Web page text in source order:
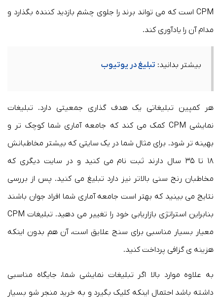
CPM است که می تواند برند را جلوی چشم بازدید کننده بگذارد و
مدام آن را یادآوری کند.
بیشتر بدانید: تبلیغ در یوتیوب
هر کمپین تبلیغاتی یک هدف گذاری جمعیتی دارد. تبلیغات
نمایشی CPM کمک می کند که جامعه آماری شما کوچک تر و
بهینه تر شود. برای مثال شما در یک سایتی که بیشتر مخاطبانش
۱۸ تا ۳۵ سال دارند ثبت نام می کنید و در سایت دیگری که
مخاطبان رنج سنی بالاتر نیز دارد تبلیغ می کنید. پس از بررسی
نتایج می بینید که بهتر است جامعه آماری شما افراد جوان باشند
بنابراین استراتژی بازاریابی خود را تغییر می دهید. تبلیغات CPM
معیار بسیار مناسبی برای سنج علایق است، آن هم بدون اینکه
هزینه ی گزافی پرداخت کنید.
به علاوه موارد بالا اگر تبلیغات نمایشی شما، جایگاه مناسبی
داشته باشد احتمال اینکه کلیک بگیرد و به خرید منجر شو بسیار